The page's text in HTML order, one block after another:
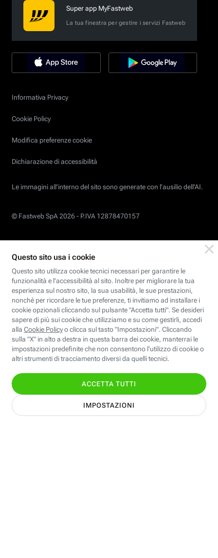
Super app MyFastweb
La tua finestra per gestire i servizi Fastweb
Informativa Privacy
Cookie Policy
Modifica preferenze cookie
Dichiarazione di accessibilità
Le immagini all’interno del sito sono generate con l'ausilio dell'AI.
© Fastweb SpA 2026 - P.IVA 12878470157